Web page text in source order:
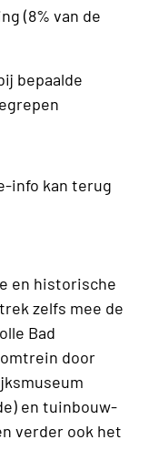
(8% van de
bepaalde
info kan terug
en historische
zelfs mee de
Bad
door
en tuinbouw-
verder ook het